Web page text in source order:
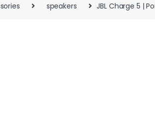
speakers JBL Charge 5 |